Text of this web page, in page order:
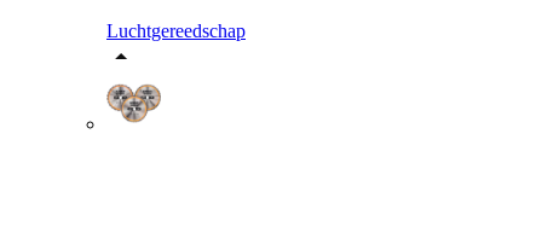
Luchtgereedschap